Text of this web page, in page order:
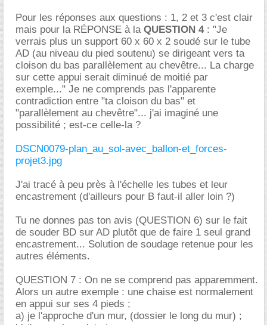
Pour les réponses aux questions : 1, 2 et 3 c'est clair
mais pour la RÉPONSE à la QUESTION 4: "Je
verrais plus un support 60 x 60 x 2 soudé sur le tube
AD (au niveau du pied soutenu) se dirigeant vers ta
cloison du bas parallèlement au chevêtre... La charge
sur cette appui serait diminué de moitié par
exemple..." Je ne comprends pas l'apparente
contradiction entre "ta cloison du bas" et
"parallèlement au chevêtre"... j'ai imaginé une
possibilité ; est-ce celle-la ?
DSCN0079-plan_au_sol-avec_ballon-et_forces-
projet3.jpg
J'ai tracé à peu près à l'échelle les tubes et leur
encastrement (d'ailleurs pour B faut-il aller loin ?)
Tu ne donnes pas ton avis (QUESTION 6) sur le fait
de souder BD sur AD plutôt que de faire 1 seul grand
encastrement... Solution de soudage retenue pour les
autres éléments.
QUESTION 7 : On ne se comprend pas apparemment.
Alors un autre exemple : une chaise est normalement
en appui sur ses 4 pieds ;
a) je l'approche d'un mur, (dossier le long du mur) ;